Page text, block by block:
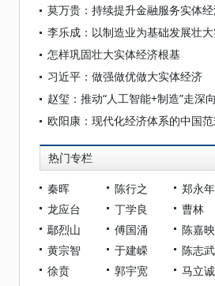
莫万贵：持续提升金融服务实体
怎样巩固壮大实体经济根基
习近平：做强做优做大实体经济
赵玺：推动“人工智能+制造”走深
热门专栏
秦晖 陈行之
郑永年
龙应台
丁学良
曹林
鄢烈山
傅国涌
陈嘉映
黄宗智
于建嵘
陈志武
徐贲
郭宇宽
马立诚